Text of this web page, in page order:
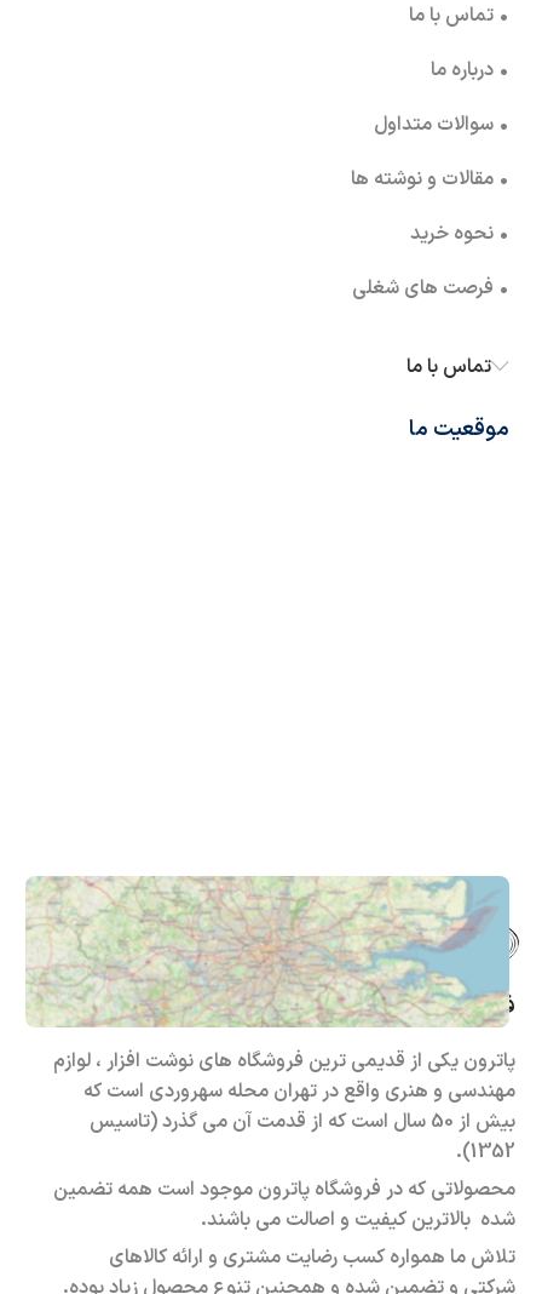
• تماس با ما
• درباره ما
• سوالات متداول
• مقالات و نوشته ها
• نحوه خرید
• فرصت های شغلی
تماس با ما
موقعیت ما
فروشگاه حضوری – اینترنتی پاترون
پاترون یکی از قدیمی ترین فروشگاه های نوشت افزار ، لوازم
مهندسی و هنری واقع در تهران محله سهروردی است که
بیش از 50 سال است که از قدمت آن می گذرد (تاسیس
1352).
محصولاتی که در فروشگاه پاترون موجود است همه تضمین
شده بالاترین کیفیت و اصالت می باشند.
تلاش ما همواره کسب رضایت مشتری و ارائه کالاهای